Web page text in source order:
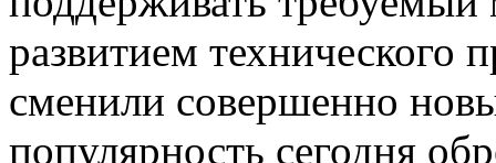
развитием технического
сменили совершенно
популярность сегодня